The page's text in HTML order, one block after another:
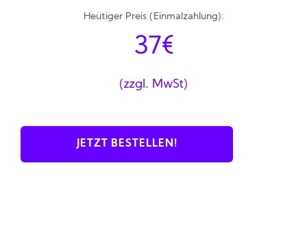
Heutiger Preis (Einmalzahlung):
37€
(zzgl. MwSt)
JETZT BESTELLEN!